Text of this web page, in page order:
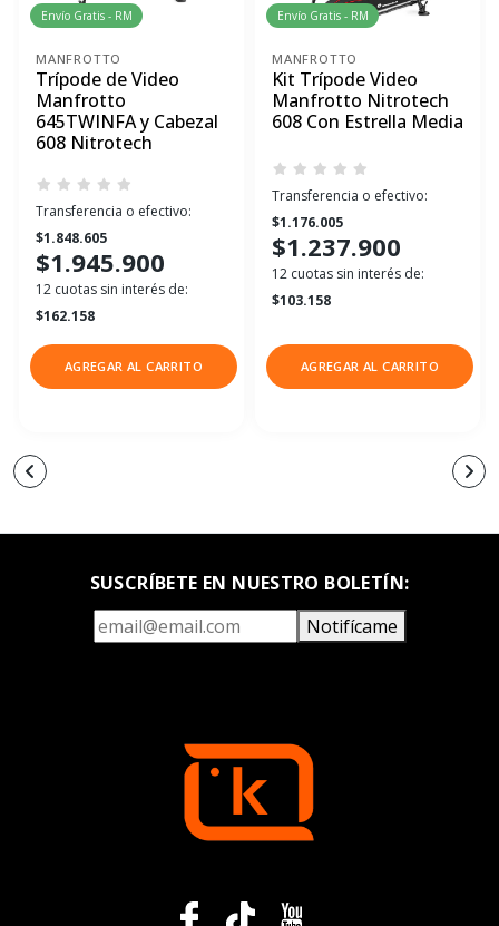
Envío Gratis - RM
MANFROTTO
Trípode de Video
Manfrotto
645TWINFA y Cabezal
608 Nitrotech
Transferencia o efectivo:
$1.848.605
$1.945.900
12 cuotas sin interés de:
$162.158
AGREGAR AL CARRITO
Envío Gratis - RM
MANFROTTO
Kit Trípode Video
Manfrotto Nitrotech
608 Con Estrella Media
Transferencia o efectivo:
$1.176.005
$1.237.900
12 cuotas sin interés de:
$103.158
AGREGAR AL CARRITO
SUSCRÍBETE EN NUESTRO BOLETÍN:
Notifícame